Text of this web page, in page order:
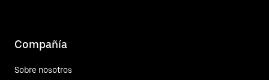
Compañía
Sobre nosotros